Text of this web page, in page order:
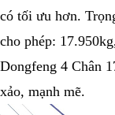
có tối ưu hơn.
cho phép:
Dongfeng 4 Chân
xảo, mạnh mẽ.